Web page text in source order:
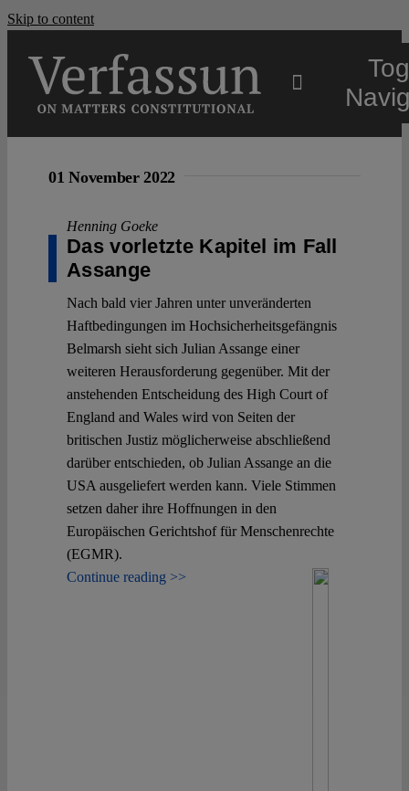
Skip to content
Open Access
Authors
Spotlight
01 November 2022
Henning Goeke
Das vorletzte Kapitel im Fall
Assange
Nach bald vier Jahren unter unveränderten
Haftbedingungen im Hochsicherheitsgefängnis
Belmarsh sieht sich Julian Assange einer
weiteren Herausforderung gegenüber. Mit der
anstehenden Entscheidung des High Court of
England and Wales wird von Seiten der
britischen Justiz möglicherweise abschließend
darüber entschieden, ob Julian Assange an die
USA ausgeliefert werden kann. Viele Stimmen
setzen daher ihre Hoffnungen in den
Europäischen Gerichtshof für Menschenrechte
(EGMR).
Continue reading >>